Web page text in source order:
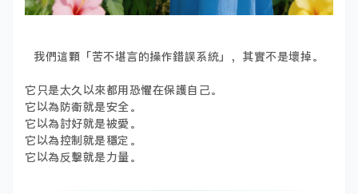
我們這顆「苦不堪言的操作錯誤系統」，其實不是壞掉。
它只是太久以來都用恐懼在保護自己。
它以為防衛就是安全。
它以為討好就是被愛。
它以為控制就是穩定。
它以為反擊就是力量。